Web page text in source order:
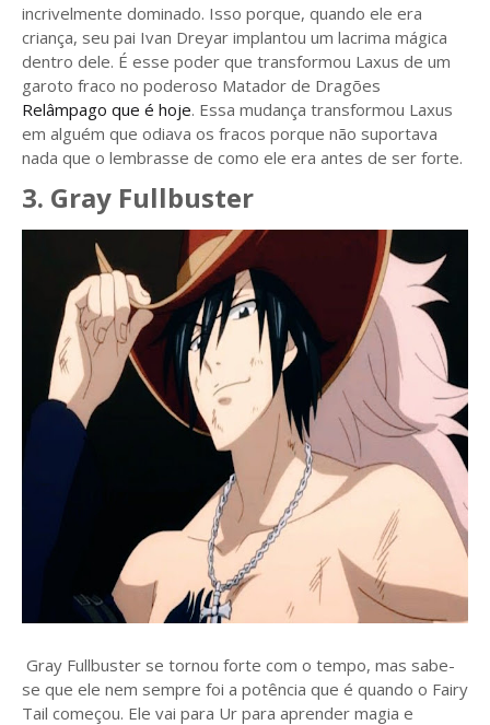
incrivelmente dominado. Isso porque, quando ele era
criança, seu pai Ivan Dreyar implantou um lacrima mágica
dentro dele. É esse poder que transformou Laxus de um
garoto fraco no poderoso Matador de Dragões
Relâmpago que é hoje. Essa mudança transformou Laxus
em alguém que odiava os fracos porque não suportava
nada que o lembrasse de como ele era antes de ser forte.
3. Gray Fullbuster
Gray Fullbuster se tornou forte com o tempo, mas sabe-
se que ele nem sempre foi a potência que é quando o Fairy
Tail começou. Ele vai para Ur para aprender magia e